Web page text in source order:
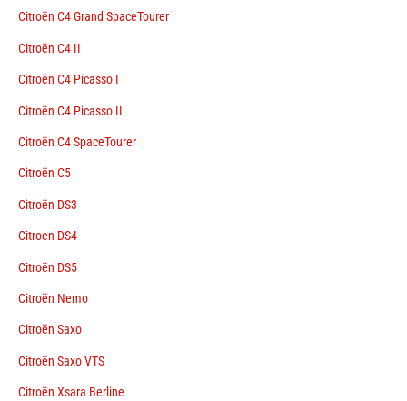
Citroën C4 Grand SpaceTourer
Citroën C4 II
Citroën C4 Picasso I
Citroën C4 Picasso II
Citroën C4 SpaceTourer
Citroën C5
Citroën DS3
Citroen DS4
Citroën DS5
Citroën Nemo
Citroën Saxo
Citroën Saxo VTS
Citroën Xsara Berline